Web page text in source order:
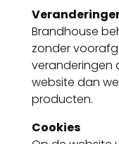
Brandhouse
zonder
veranderingen
website dan
producten.
Cookies